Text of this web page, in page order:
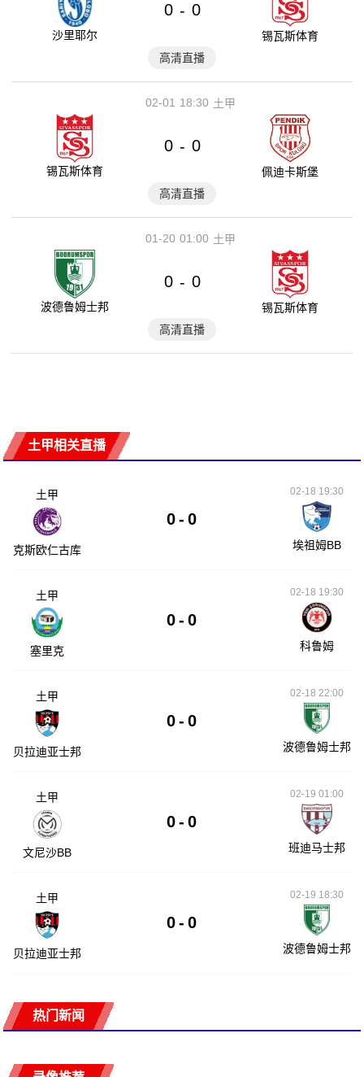
沙里耶尔
0 - 0
锡瓦斯体育
高清直播
18:30
02-01 土甲
锡瓦斯体育
0 - 0
佩迪卡斯堡
高清直播
01:00
01-20 土甲
波德鲁姆士邦
0 - 0
锡瓦斯体育
高清直播
土甲相关直播
土甲
克斯欧仁古库
0 - 0
02-18 19:30
埃祖姆BB
土甲
塞里克
0 - 0
02-18 19:30
科鲁姆
土甲
贝拉迪亚士邦
0 - 0
02-18 22:00
波德鲁姆士邦
土甲
文尼沙BB
0 - 0
02-19 01:00
班迪马士邦
土甲
贝拉迪亚士邦
0 - 0
02-19 18:30
波德鲁姆士邦
热门新闻